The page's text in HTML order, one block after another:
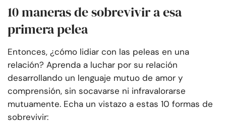
10 maneras de sobrevivir a esa
primera pelea
Entonces, ¿cómo lidiar con las peleas en una
relación? Aprenda a luchar por su relación
desarrollando un lenguaje mutuo de amor y
comprensión, sin socavarse ni infravalorarse
mutuamente. Echa un vistazo a estas 10 formas de
sobrevivir: